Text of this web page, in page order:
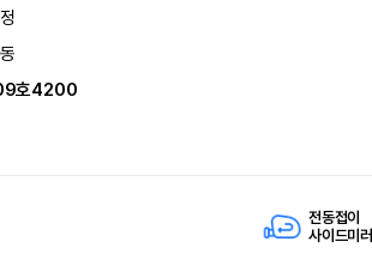
호4200
전동접이
사이드미러